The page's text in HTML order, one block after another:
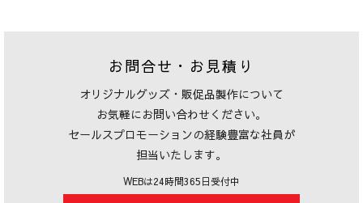
お問合せ・お見積り
オリジナルグッズ・販促品製作について
お気軽にお問い合わせください。
セールスプロモーションの経験豊富な社員が
担当いたします。
WEBは24時間365日受付中